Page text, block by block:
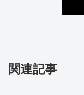
関連記事